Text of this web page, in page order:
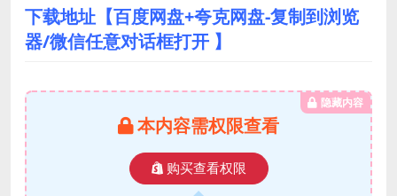
下载地址【百度网盘+夸克网盘-复制到浏览
器/微信任意对话框打开 】
隐藏内容
本内容需权限查看
购买查看权限